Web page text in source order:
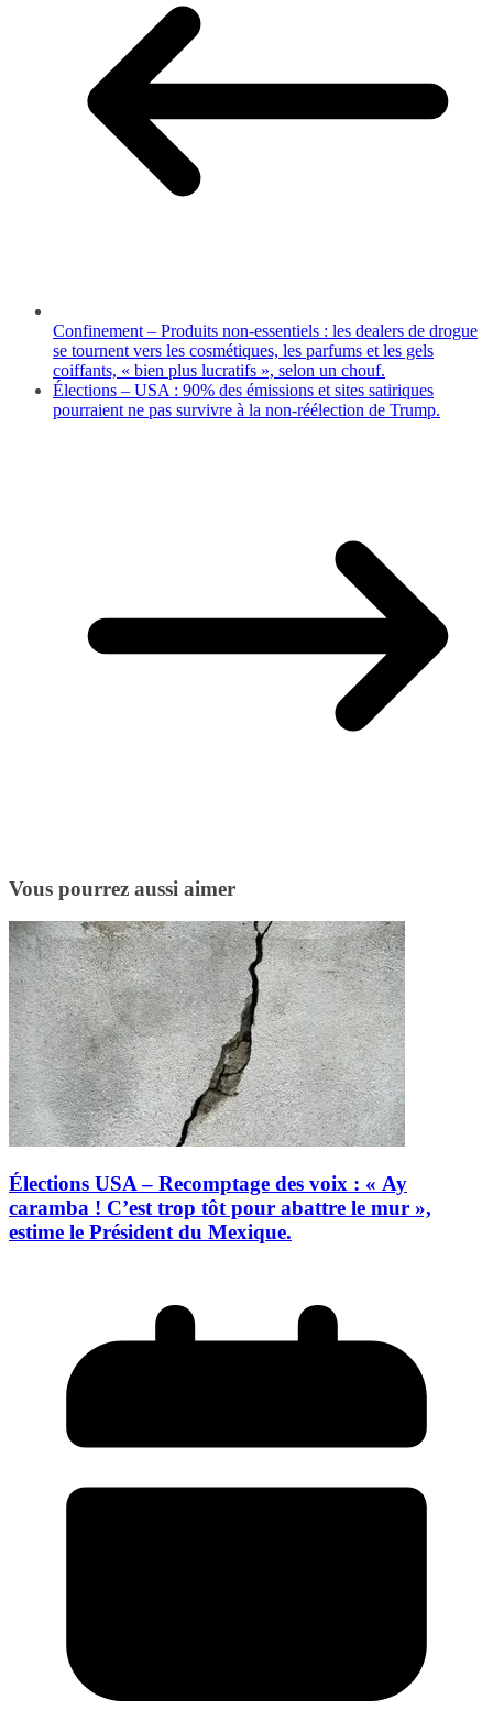
Confinement – Produits non-essentiels : les dealers de drogue
se tournent vers les cosmétiques, les parfums et les gels
coiffants, « bien plus lucratifs », selon un chouf.
Élections – USA : 90% des émissions et sites satiriques
pourraient ne pas survivre à la non-réélection de Trump.
Vous pourrez aussi aimer
Élections USA – Recomptage des voix : « Ay
caramba ! C’est trop tôt pour abattre le mur »,
estime le Président du Mexique.